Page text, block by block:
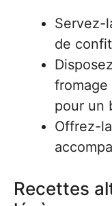
Servez-
de
pour un
Offrez-
Recettes